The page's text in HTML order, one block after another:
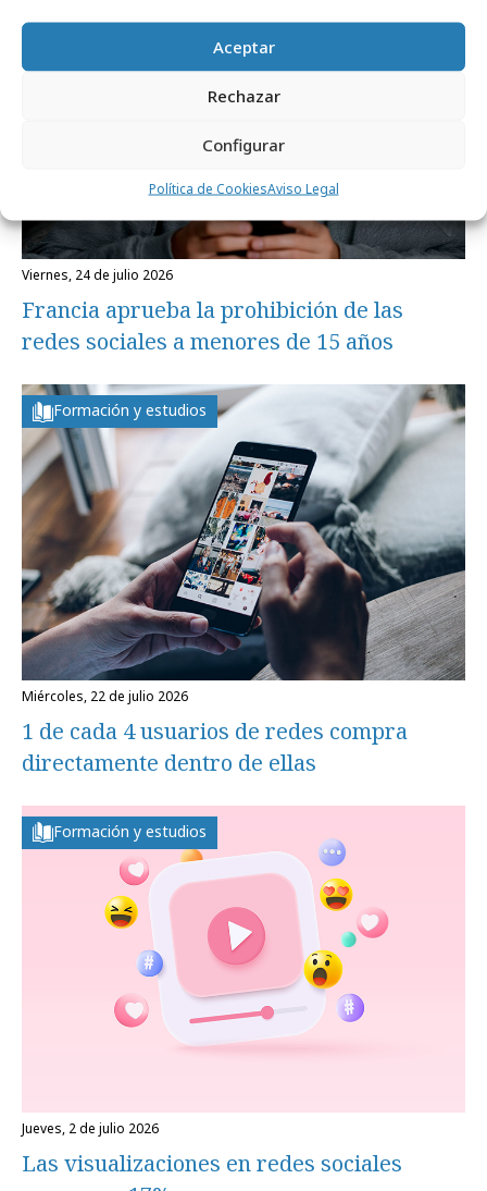
Aceptar
Rechazar
Configurar
Política de CookiesAviso Legal
viernes, 24 de julio 2026
Francia aprueba la prohibición de las
redes sociales a menores de 15 años
Formación y estudios
miércoles, 22 de julio 2026
1 de cada 4 usuarios de redes compra
directamente dentro de ellas
Formación y estudios
jueves, 2 de julio 2026
Las visualizaciones en redes sociales